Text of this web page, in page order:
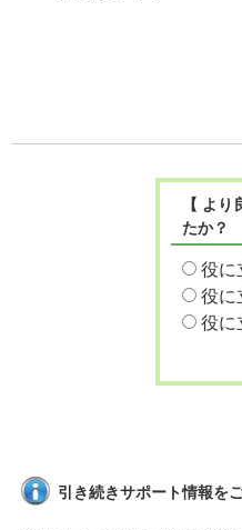
【 よ
たか？
役に
役に
役に
引き続きサポート情報を